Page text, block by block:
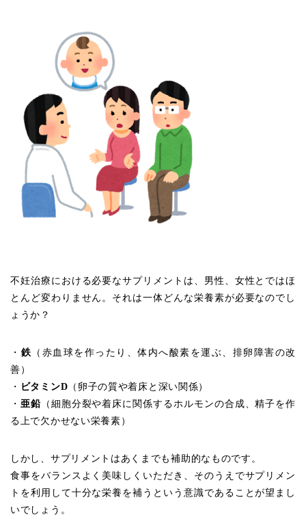
不妊治療における必要なサプリメントは、男性、女性とではほ
とんど変わりません。それは一体どんな栄養素が必要なのでし
ょうか？
・ 鉄 （赤血球を作ったり、体内へ酸素を運ぶ、排卵障害の改
善）
・ ビタミンD （卵子の質や着床と深い関係）
・ 亜鉛（細胞分裂や着床に関係するホルモンの合成、精子を作
る上で欠かせない栄養素）
しかし、サプリメントはあくまでも補助的なものです。
食事をバランスよく美味しくいただき、そのうえでサプリメン
トを利用して十分な栄養を補うという意識であることが望まし
いでしょう。